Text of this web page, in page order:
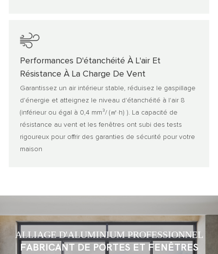
Performances D'étanchéité À L'air Et
Résistance À La Charge De Vent
Garantissez un air intérieur stable, réduisez le gaspillage
d'énergie et atteignez le niveau d'étanchéité à l'air 8
(inférieur ou égal à 0,4 mm³/ (㎡·h) ). La capacité de
résistance au vent et les fenêtres ont subi des tests
rigoureux pour offrir des garanties de sécurité pour votre
maison
ALLIAGE D'ALUMINIUM PROFESSIONNEL
FABRICANT DE PORTES ET FENÊTRES